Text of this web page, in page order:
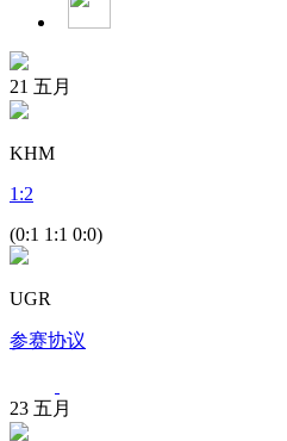
21 五月
KHM
1 :2
(0:1 1:1 0:0)
UGR
参赛协议
23 五月